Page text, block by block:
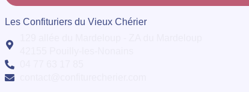
Les Confituriers du Vieux Chérier